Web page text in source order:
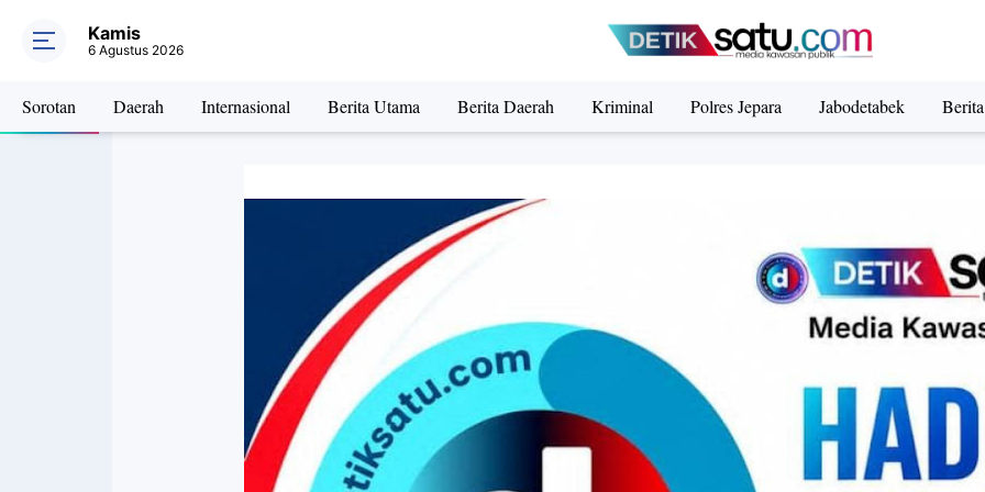
Kamis
6 Agustus 2026
Sorotan Daerah Internasional Berita Utama Berita Daerah Kriminal Polres Jepara Jabodetabek